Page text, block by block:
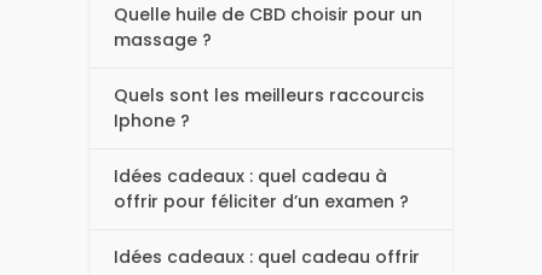
Quelle huile de CBD choisir pour un
massage ?
Quels sont les meilleurs raccourcis
Iphone ?
Idées cadeaux : quel cadeau à
offrir pour féliciter d’un examen ?
Idées cadeaux : quel cadeau offrir